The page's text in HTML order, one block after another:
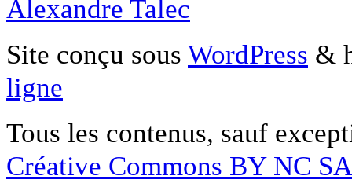
Alexandre Talec
Site conçu sous WordPress &
ligne
Tous les contenus, sauf
Créative Commons BY NC SA